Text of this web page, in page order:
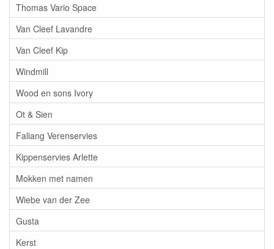
Thomas Vario Space
Van Cleef Lavandre
Van Cleef Kip
Windmill
Wood en sons Ivory
Ot & Sien
Faliang Verenservies
Kippenservies Arlette
Mokken met namen
Wiebe van der Zee
Gusta
Kerst